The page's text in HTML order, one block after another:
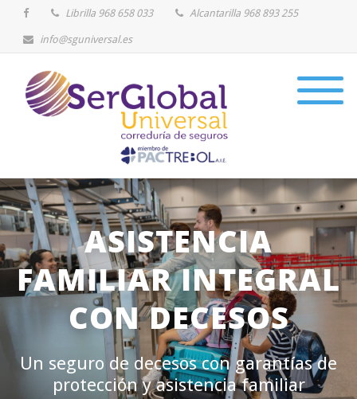
Librilla 968 658 033 Alcantarilla 968 893 255
info@sguniversal.es
ASISTENCIA
FAMILIAR INTEGRAL
CON DECESOS
Un seguro de decesos con garantías de
protección y asistencia familiar